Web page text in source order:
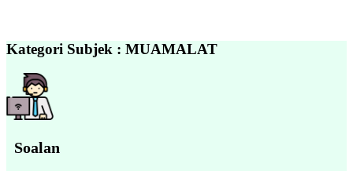
Kategori Subjek : MUAMALAT
Soalan